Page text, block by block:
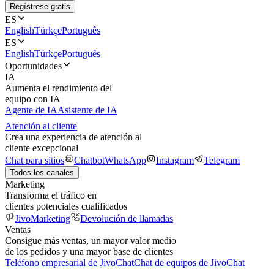
Regístrese gratis
ES
EnglishTürkçePortuguês
ES
EnglishTürkçePortuguês
Oportunidades
IA
Aumenta el rendimiento del
equipo con IA
Agente de IAAsistente de IA
Atención al cliente
Crea una experiencia de atención al
cliente excepcional
Chat para sitios
ChatbotWhatsApp Instagram Telegram
Todos los canales
Marketing
Transforma el tráfico en
clientes potenciales cualificados
JivoMarketing
Devolución de llamadas
Ventas
Consigue más ventas, un mayor valor medio
de los pedidos y una mayor base de clientes
Teléfono empresarial de JivoChatChat de equipos de JivoChat